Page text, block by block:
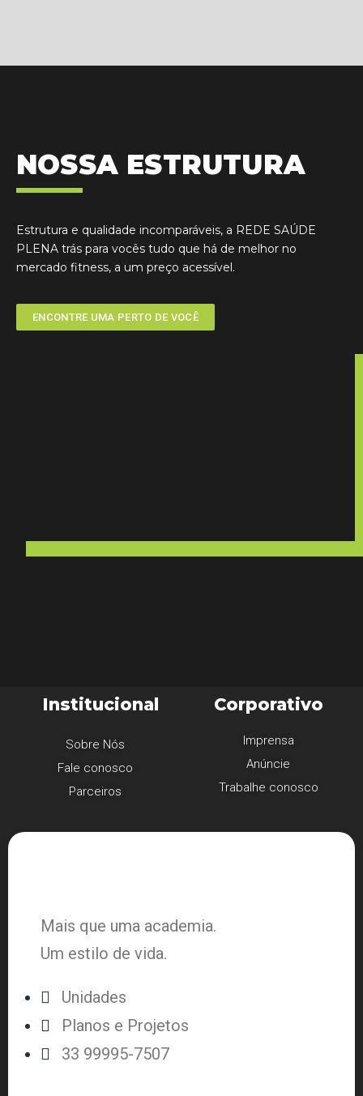
NOSSA ESTRUTURA
Estrutura e qualidade incomparáveis, a REDE SAÚDE
PLENA trás para vocês tudo que há de melhor no
mercado fitness, a um preço acessível.
ENCONTRE UMA PERTO DE VOCÊ
Institucional
Sobre Nós
Fale conosco
Parceiros
Corporativo
Imprensa
Anúncie
Trabalhe conosco
Mais que uma academia.
Um estilo de vida.
Unidades
Planos e Projetos
33 99995-7507